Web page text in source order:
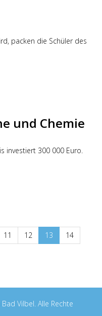
packen die Schüler des
und Chemie
investiert 300 000 Euro.
11 12 13
14
Vilbel. Alle Rechte